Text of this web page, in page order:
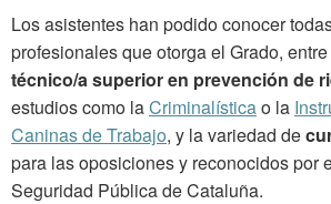
Los asistentes han podido conocer
profesionales que otorga el Grado,
técnico/a superior en prevención de
estudios como laCriminalísticao la
Caninas de Trabajo, y la variedad de
para las oposiciones y reconocidos por
Seguridad Pública de Cataluña.